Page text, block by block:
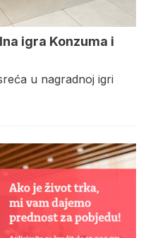
igra Konzuma i
u nagradnoj igri